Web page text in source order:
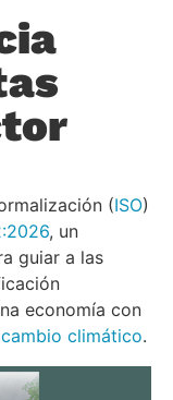
(ISO)
, un
guiar a las
economía con
cambio climático.